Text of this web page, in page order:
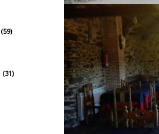
(59)
(31)